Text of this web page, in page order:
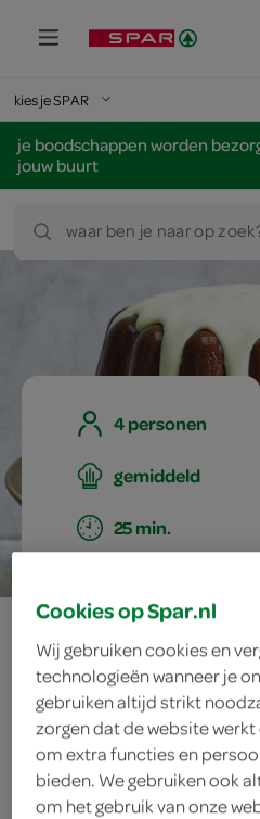
kies je SPAR
je boodschappen worden
jouw buurt
waar ben je naar op
4 personen
gemiddeld
25 min.
met
ingrediënten
Cookies op Spar.nl
Wij gebruiken cookies en
technologieën wanneer je
gebruiken altijd strikt
zorgen dat de website
om extra functies en
bieden. We gebruiken ook
om het gebruik van onze